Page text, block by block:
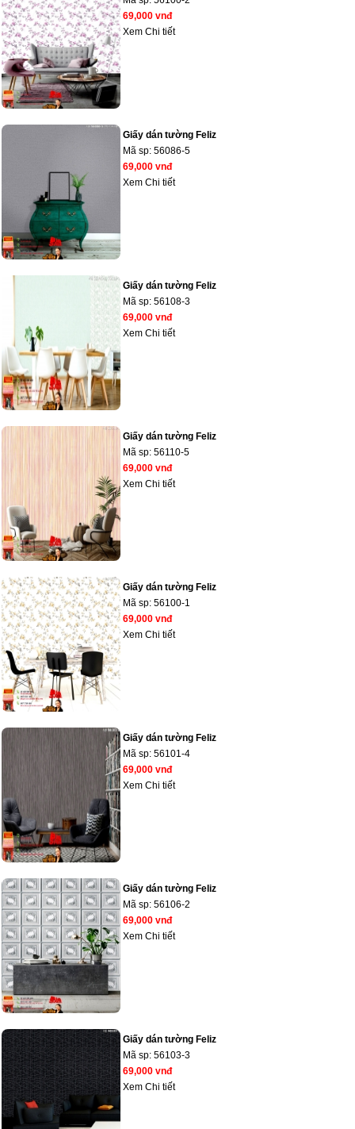
69,000 vnđ
Xem Chi tiết
Giấy dán tường Feliz
Mã sp: 56086-5
69,000 vnđ
Xem Chi tiết
Giấy dán tường Feliz
Mã sp: 56108-3
69,000 vnđ
Xem Chi tiết
Giấy dán tường Feliz
Mã sp: 56110-5
69,000 vnđ
Xem Chi tiết
Giấy dán tường Feliz
Mã sp: 56100-1
69,000 vnđ
Xem Chi tiết
Giấy dán tường Feliz
Mã sp: 56101-4
69,000 vnđ
Xem Chi tiết
Giấy dán tường Feliz
Mã sp: 56106-2
69,000 vnđ
Xem Chi tiết
Giấy dán tường Feliz
Mã sp: 56103-3
69,000 vnđ
Xem Chi tiết